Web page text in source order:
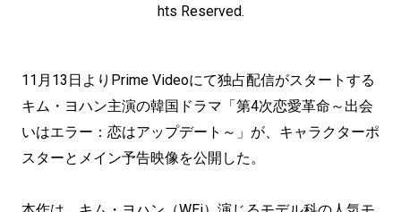
hts Reserved.
11月13日よりPrime Videoにて独占配信がスタートする
キム・ヨハン主演の韓国ドラマ「第4次恋愛革命～出会
いはエラー：恋はアップデート～」が、キャラクターポ
スターとメイン予告映像を公開した。